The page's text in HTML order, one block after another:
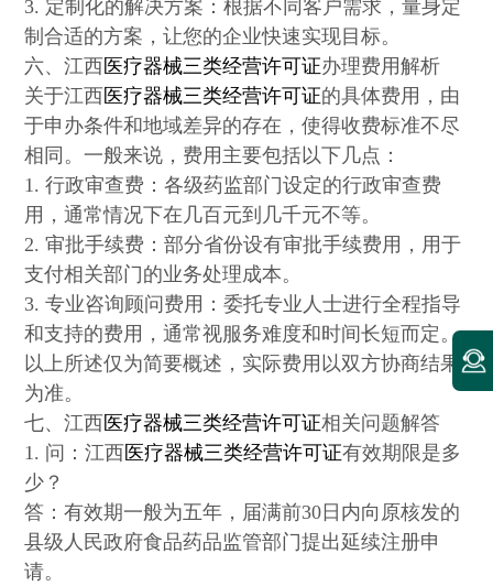
3. 定制化的解决方案：根据不同客户需求，量身定
制合适的方案，让您的企业快速实现目标。
六、江西 医疗器械三类经营许可证办理费用解析
关于江西 医疗器械三类经营许可证的具体费用，由
于申办条件和地域差异的存在，使得收费标准不尽
相同。一般来说，费用主要包括以下几点：
1. 行政审查费：各级药监部门设定的行政审查费
用，通常情况下在几百元到几千元不等。
2. 审批手续费：部分省份设有审批手续费用，用于
支付相关部门的业务处理成本。
3. 专业咨询顾问费用：委托专业人士进行全程指导
和支持的费用，通常视服务难度和时间长短而定。
以上所述仅为简要概述，实际费用以双方协商结果
为准。
七、江西 医疗器械三类经营许可证相关问题解答
1. 问：江西 医疗器械三类经营许可证有效期限是多
少？
答：有效期一般为五年，届满前30日内向原核发的
县级人民政府食品药品监管部门提出延续注册申
请。